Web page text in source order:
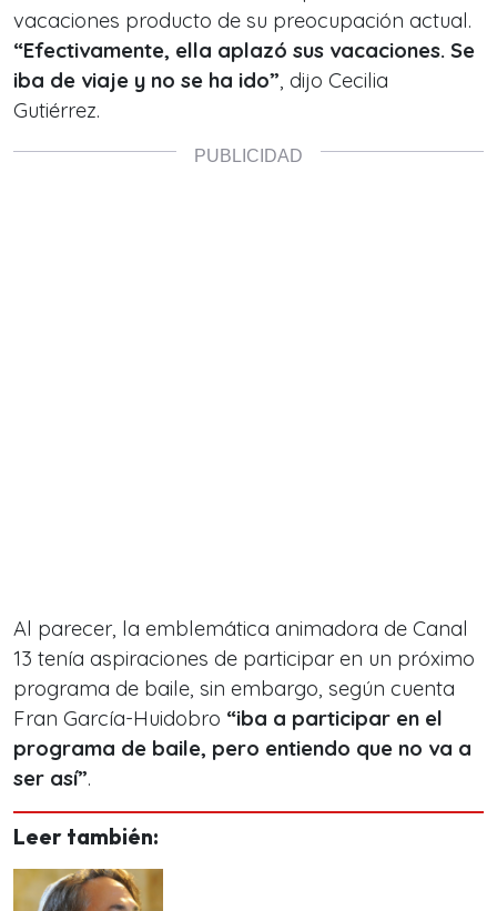
vacaciones producto de su preocupación actual.
“Efectivamente, ella aplazó sus vacaciones. Se
iba de viaje y no se ha ido”, dijo Cecilia
Gutiérrez.
Al parecer, la emblemática animadora de Canal
13 tenía aspiraciones de participar en un próximo
programa de baile, sin embargo, según cuenta
Fran García-Huidobro “iba a participar en el
programa de baile, pero entiendo que no va a
ser así”.
Leer también: